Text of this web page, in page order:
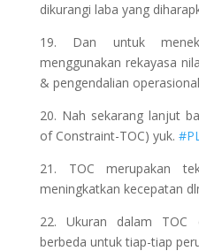
dikurangi laba yang
19. Dan untuk
menggunakan rekayasa
& pengendalian
20. Nah sekarang lanjut
of Constraint-TOC) yuk.
21. TOC merupakan
meningkatkan kecepatan
22. Ukuran dalam TOC
berbeda untuk tiap-tiap